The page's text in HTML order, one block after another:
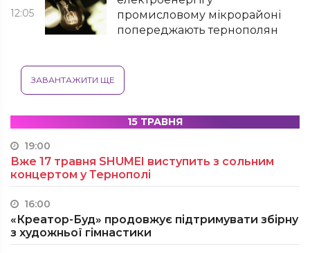
12:05
промисловому мікрорайоні
попереджають тернополян
ЗАВАНТАЖИТИ ЩЕ
15 ТРАВНЯ
19:00
Вже 17 травня SHUMEI виступить з сольним
концертом у Тернополі
16:00
«Креатор-Буд» продовжує підтримувати збірну
з художньої гімнастики